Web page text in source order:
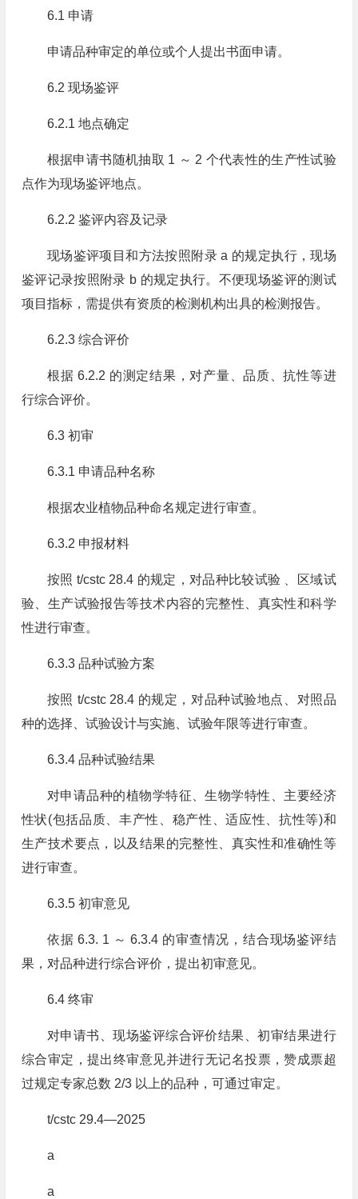
6.1 申请
申请品种审定的单位或个人提出书面申请。
6.2 现场鉴评
6.2.1 地点确定
根据申请书随机抽取 1 ～ 2 个代表性的生产性试验
点作为现场鉴评地点。
6.2.2 鉴评内容及记录
现场鉴评项目和方法按照附录 a 的规定执行，现场
鉴评记录按照附录 b 的规定执行。不便现场鉴评的测试
项目指标，需提供有资质的检测机构出具的检测报告。
6.2.3 综合评价
根据 6.2.2 的测定结果，对产量、品质、抗性等进
行综合评价。
6.3 初审
6.3.1 申请品种名称
根据农业植物品种命名规定进行审查。
6.3.2 申报材料
按照 t/cstc 28.4 的规定，对品种比较试验﹑ 区域试
验、生产试验报告等技术内容的完整性、真实性和科学
性进行审查。
6.3.3 品种试验方案
按照 t/cstc 28.4 的规定，对品种试验地点、对照品
种的选择、试验设计与实施、试验年限等进行审查。
6.3.4 品种试验结果
对申请品种的植物学特征、生物学特性、主要经济
性状(包括品质、丰产性、稳产性、适应性、抗性等)和
生产技术要点，以及结果的完整性、真实性和准确性等
进行审查。
6.3.5 初审意见
依据 6.3. 1 ～ 6.3.4 的审查情况，结合现场鉴评结
果，对品种进行综合评价，提出初审意见。
6.4 终审
对申请书、现场鉴评综合评价结果、初审结果进行
综合审定，提出终审意见并进行无记名投票，赞成票超
过规定专家总数 2/3 以上的品种，可通过审定。
t/cstc 29.4—2025
a
a